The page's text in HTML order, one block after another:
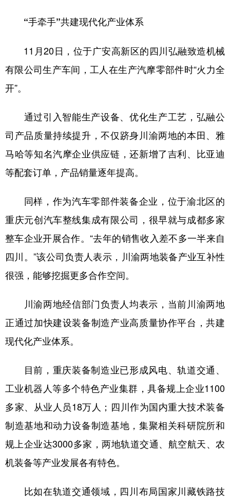
“手牵手”共建现代化产业体系
11月20日，位于广安高新区的四川弘融致造机械
有限公司生产车间，工人在生产汽摩零部件时“火力全
开”。
通过引入智能生产设备、优化生产工艺，弘融公
司产品质量持续提升，不仅跻身川渝两地的本田、雅
马哈等知名汽摩企业供应链，还新增了吉利、比亚迪
等配套订单，产品销量逐年提高。
同样，作为汽车零部件装备企业，位于渝北区的
重庆元创汽车整线集成有限公司，很早就与成都多家
整车企业开展合作。“去年的销售收入差不多一半来自
四川。”该公司负责人表示，川渝两地装备产业互补性
很强，能够挖掘更多合作空间。
川渝两地经信部门负责人均表示，当前川渝两地
正通过加快建设装备制造产业高质量协作平台，共建
现代化产业体系。
目前，重庆装备制造业已形成风电、轨道交通、
工业机器人等多个特色产业集群，具备规上企业1100
多家、从业人员18万人；四川作为国内重大技术装备
制造基地和动力设备制造基地，集聚相关科研院所和
规上企业达3000多家，两地轨道交通、航空航天、农
机装备等产业发展各有特色。
比如在轨道交通领域，四川布局国家川藏铁路技